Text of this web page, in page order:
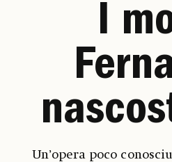
I
Un’opera poco